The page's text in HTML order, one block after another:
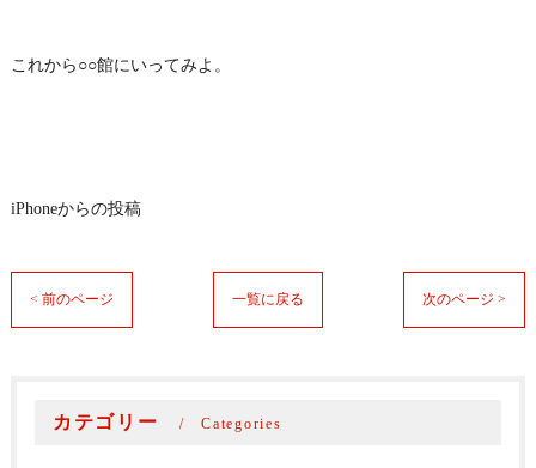
これから○○館にいってみよ。
iPhoneからの投稿
< 前のページ 一覧に戻る 次のページ >
カテゴリー Categories